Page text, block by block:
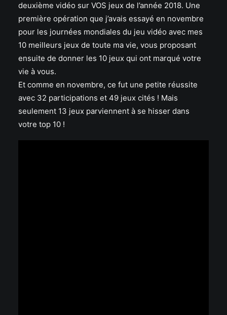
deuxième vidéo sur VOS jeux de l’année 2018. Une
première opération que j’avais essayé en novembre
pour les journées mondiales du jeu vidéo avec mes
10 meilleurs jeux de toute ma vie, vous proposant
ensuite de donner les 10 jeux qui ont marqué votre
vie à vous.
Et comme en novembre, ce fut une petite réussite
avec 32 participations et 49 jeux cités ! Mais
seulement 13 jeux parviennent à se hisser dans
votre top 10 !